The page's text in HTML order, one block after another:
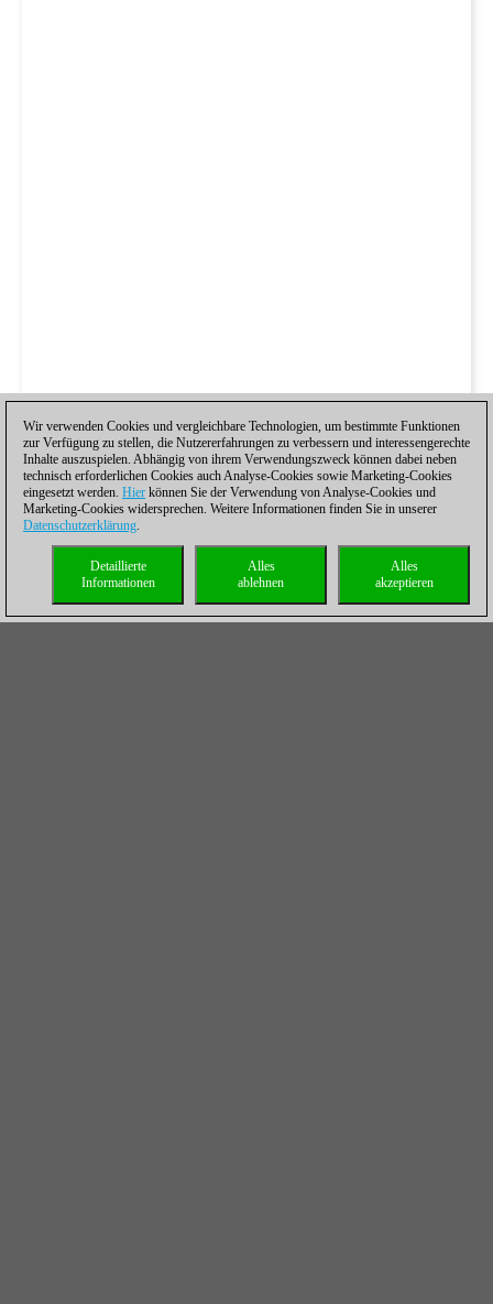
Wir verwenden Cookies und vergleichbare Technologien, um bestimmte Funktionen
zur Verfügung zu stellen, die Nutzererfahrungen zu verbessern und interessengerechte
Inhalte auszuspielen. Abhängig von ihrem Verwendungszweck können dabei neben
technisch erforderlichen Cookies auch Analyse-Cookies sowie Marketing-Cookies
eingesetzt werden. Hier können Sie der Verwendung von Analyse-Cookies und
Marketing-Cookies widersprechen. Weitere Informationen finden Sie in unserer
Datenschutzerklärung.
Alles
akzeptieren
Alles
ablehnen
Detaillierte
Informationen